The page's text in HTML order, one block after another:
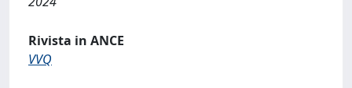
Rivista in ANCE
VVQ